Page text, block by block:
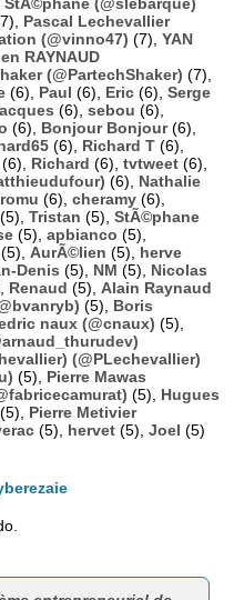
Pascal Lechevallier
(@vinno47) (7), YAN
RAYNAUD
(@PartechShaker) (7),
(6), Paul (6), Eric (6), Serge
(6), sebou (6),
(6), Bonjour Bonjour(6),
(6), Richard T (6),
(6), Richard (6), tvtweet (6),
(6), Nathalie
romu (6), cheramy (6),
(5), Tristan (5), StÃ©phane
(5), apbianco (5),
(5), AurÃ©lien (5), herve
Denis (5), NM (5), Nicolas
Renaud (5), Alain Raynaud
(5), Boris
naux (@cnaux) (5),
(@PLechevallier)
(5), Pierre Mawas
(5), Hugues
Pierre Metivier
(5), hervet (5), Joel (5)